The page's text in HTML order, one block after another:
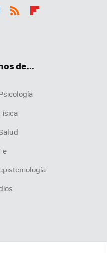
de...
Psicología
Física
Fe
dios